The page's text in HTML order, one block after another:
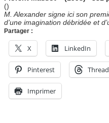
()
M. Alexander signe ici son
d’une imagination débridée et
Partager :
X LinkedIn
Pinterest
Imprimer